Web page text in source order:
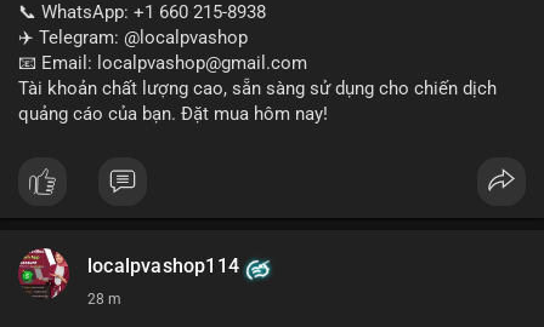
📞 WhatsApp: +1 660 215-8938
✈️ Telegram: @localpvashop
📧 Email: localpvashop@gmail.com
Tài khoản chất lượng cao, sẵn sàng sử dụng cho chiến dịch
quảng cáo của bạn. Đặt mua hôm nay!
localpvashop114
28 m